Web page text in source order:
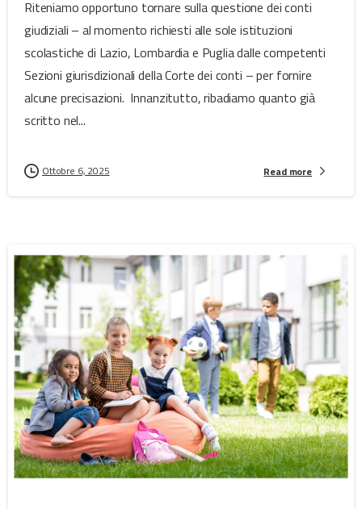
Riteniamo opportuno tornare sulla questione dei conti
giudiziali – al momento richiesti alle sole istituzioni
scolastiche di Lazio, Lombardia e Puglia dalle competenti
Sezioni giurisdizionali della Corte dei conti – per fornire
alcune precisazioni. Innanzitutto, ribadiamo quanto già
scritto nel...
Ottobre 6, 2025 Read more